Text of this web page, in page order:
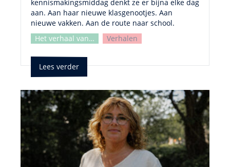
kennismakingsmiddag denkt ze er bijna elke dag
aan. Aan haar nieuwe klasgenootjes. Aan
nieuwe vakken. Aan de route naar school.
Het verhaal van…
Verhalen
Lees verder